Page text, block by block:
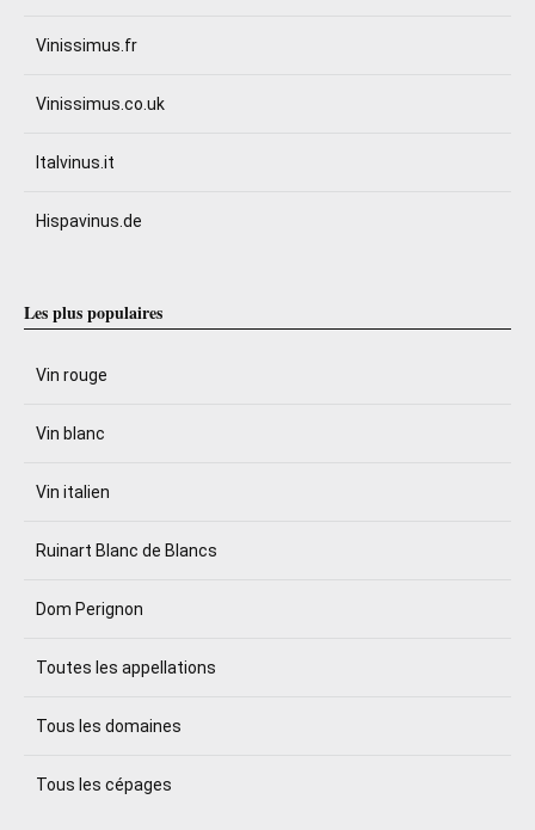
Vinissimus.fr
Vinissimus.co.uk
Italvinus.it
Hispavinus.de
Les plus populaires
Vin rouge
Vin blanc
Vin italien
Ruinart Blanc de Blancs
Dom Perignon
Toutes les appellations
Tous les domaines
Tous les cépages